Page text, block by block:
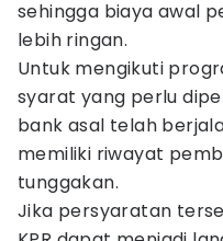
sehingga biaya awal
lebih ringan.
Untuk mengikuti
syarat yang perlu
bank asal telah
memiliki riwayat
tunggakan.
Jika persyaratan